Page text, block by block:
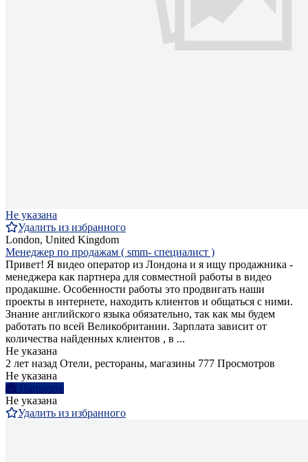
Не указана
Удалить из избранного
London, United Kingdom
Менеджер по продажам ( smm- специалист )
Привет! Я видео оператор из Лондона и я ищу продажника -
менеджера как партнера для совместной работы в видео
продакшне. Особенности работы это продвигать наши
проекты в интернете, находить клиентов и общаться с ними.
Знание английского языка обязательно, так как мы будем
работать по всей Великобритании. Зарплата зависит от
количества найденных клиентов , в ...
Не указана
2 лет назад Отели, рестораны, магазины 777 Просмотров
Не указана
Написать
Не указана
Удалить из избранного